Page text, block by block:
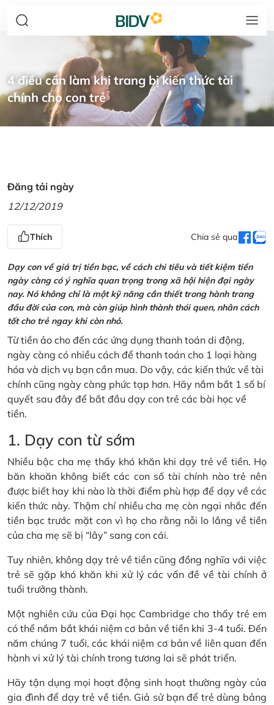
4 điều cần làm khi trang bị kiến thức tài
chính cho con trẻ
Đăng tải ngày
12/12/2019
Thích Chia sẻ qua
Dạy con về giá trị tiền bạc, về cách chi tiêu và tiết kiệm tiền
ngày càng có ý nghĩa quan trọng trong xã hội hiện đại ngày
nay. Nó không chỉ là một kỹ năng cần thiết trong hành trang
đầu đời của con, mà còn giúp hình thành thói quen, nhân cách
tốt cho trẻ ngay khi còn nhỏ.
Từ tiền ảo cho đến các ứng dụng thanh toán di động,
ngày càng có nhiều cách để thanh toán cho 1 loại hàng
hóa và dịch vụ bạn cần mua. Do vậy, các kiến thức về tài
chính cũng ngày càng phức tạp hơn. Hãy nắm bắt 1 số bí
quyết sau đây để bắt đầu dạy con trẻ các bài học về
tiền.
1. Dạy con từ sớm
Nhiều bậc cha mẹ thấy khó khăn khi dạy trẻ về tiền. Họ
băn khoăn không biết các con số tài chính nào trẻ nên
được biết hay khi nào là thời điểm phù hợp để dạy về các
kiến thức này. Thậm chí nhiều cha mẹ còn ngại nhắc đến
tiền bạc trước mặt con vì họ cho rằng nỗi lo lắng về tiền
của cha mẹ sẽ bị “lây” sang con cái.
Tuy nhiên, không dạy trẻ về tiền cũng đồng nghĩa với việc
trẻ sẽ gặp khó khăn khi xử lý các vấn đề về tài chính ở
tuổi trưởng thành.
Một nghiên cứu của Đại học Cambridge cho thấy trẻ em
có thể nắm bắt khái niệm cơ bản về tiền khi 3-4 tuổi. Đến
năm chúng 7 tuổi, các khái niệm cơ bản về liên quan đến
hành vi xử lý tài chính trong tương lai sẽ phát triển.
Hãy tận dụng mọi hoạt động sinh hoạt thường ngày của
gia đình để dạy trẻ về tiền. Giả sử bạn để trẻ dùng bảng